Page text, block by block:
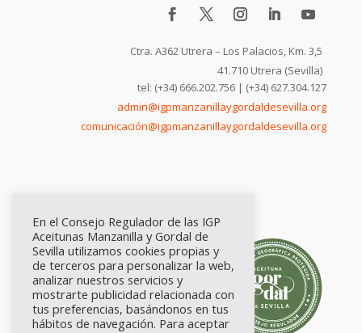
Ctra. A362 Utrera – Los Palacios, Km. 3,5
41.710 Utrera (Sevilla)
tel: (+34) 666.202.756 | (+34) 627.304.127
admin@igpmanzanillaygordaldesevilla.org
comunicación@igpmanzanillaygordaldesevilla.org
En el Consejo Regulador de las IGP
Aceitunas Manzanilla y Gordal de
Sevilla utilizamos cookies propias y
de terceros para personalizar la web,
analizar nuestros servicios y
mostrarte publicidad relacionada con
tus preferencias, basándonos en tus
hábitos de navegación. Para aceptar